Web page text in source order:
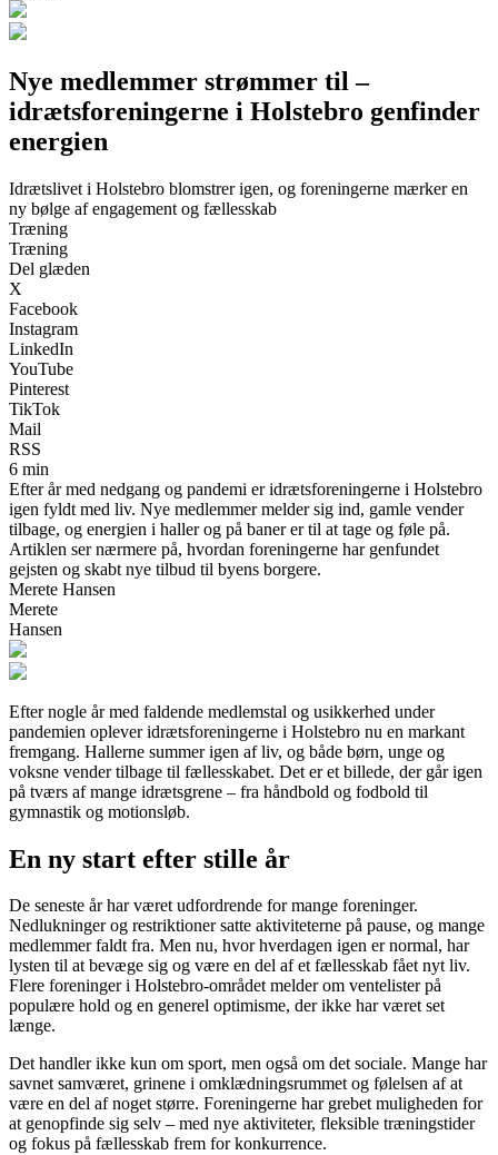
Nye medlemmer strømmer til –
idrætsforeningerne i Holstebro genfinder
energien
Idrætslivet i Holstebro blomstrer igen, og foreningerne mærker en
ny bølge af engagement og fællesskab
Træning
Træning
Del glæden
X
Facebook
Instagram
LinkedIn
YouTube
Pinterest
TikTok
Mail
RSS
6 min
Efter år med nedgang og pandemi er idrætsforeningerne i Holstebro
igen fyldt med liv. Nye medlemmer melder sig ind, gamle vender
tilbage, og energien i haller og på baner er til at tage og føle på.
Artiklen ser nærmere på, hvordan foreningerne har genfundet
gejsten og skabt nye tilbud til byens borgere.
Merete Hansen
Merete
Hansen
Efter nogle år med faldende medlemstal og usikkerhed under
pandemien oplever idrætsforeningerne i Holstebro nu en markant
fremgang. Hallerne summer igen af liv, og både børn, unge og
voksne vender tilbage til fællesskabet. Det er et billede, der går igen
på tværs af mange idrætsgrene – fra håndbold og fodbold til
gymnastik og motionsløb.
En ny start efter stille år
De seneste år har været udfordrende for mange foreninger.
Nedlukninger og restriktioner satte aktiviteterne på pause, og mange
medlemmer faldt fra. Men nu, hvor hverdagen igen er normal, har
lysten til at bevæge sig og være en del af et fællesskab fået nyt liv.
Flere foreninger i Holstebro-området melder om ventelister på
populære hold og en generel optimisme, der ikke har været set
længe.
Det handler ikke kun om sport, men også om det sociale. Mange har
savnet samværet, grinene i omklædningsrummet og følelsen af at
være en del af noget større. Foreningerne har grebet muligheden for
at genopfinde sig selv – med nye aktiviteter, fleksible træningstider
og fokus på fællesskab frem for konkurrence.